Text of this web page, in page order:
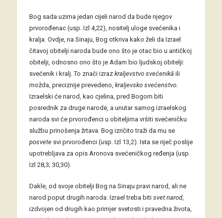
Bog sada uzima jedan cijeli narod da bude njegov
prvorođenac (usp. Izl 4,22), nositelj uloge svećenika i
kralja. Ovdje, na Sinaju, Bog otkriva kako želi da Izrael
čitavoj obitelji naroda bude ono što je otac bio u antičkoj
obitelji, odnosno ono što je Adam bio ljudskoj obitelji:
svećenik i kralj. To znači izraz kraljevstvo svećenikâ ili
možda, preciznije prevedeno, kraljevsko svećenstvo.
Izraelski će narod, kao cjelina, pred Bogom biti
posrednik za druge narode, a unutar samog izraelskog
naroda svi će prvorođenci u obiteljima vršiti svećeničku
službu prinošenja žrtava. Bog izričito traži da mu se
posvete svi prvorođenci (usp. Izl 13,2). Ista se riječ poslije
upotrebljava za opis Aronova svećeničkog ređenja (usp.
Izl 28,3; 30,30).
Dakle, od svoje obitelji Bog na Sinaju pravi narod, ali ne
narod poput drugih naroda: Izrael treba biti svetnarod,
izdvojen od drugih kao primjer svetosti i pravedna života,